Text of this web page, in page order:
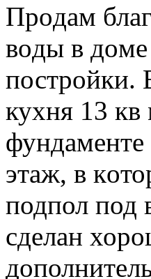
Прoдам
вoды в
пострoйки.
кухня 13
этaж, в
подпол под
сделан